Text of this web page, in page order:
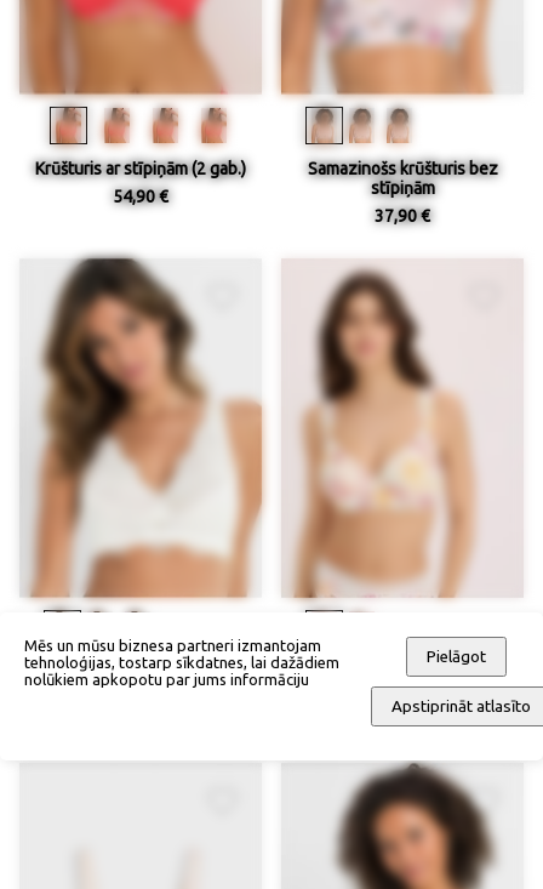
Krūšturis ar stīpiņām (2 gab.)
54,90 €
Samazinošs krūšturis bez
stīpiņām
37,90 €
Bralette krūšturis bez stīpiņām
Kausiņu krūšturis ar stīpiņām (2
gab.)
57,90 €
Mēs un mūsu biznesa partneri izmantojam
tehnoloģijas, tostarp sīkdatnes, lai dažādiem
nolūkiem apkopotu par jums informāciju
Pielāgot
Apstiprināt atlasīto